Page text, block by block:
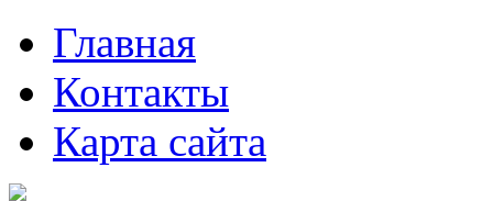
Главная
Контакты
Карта сайта